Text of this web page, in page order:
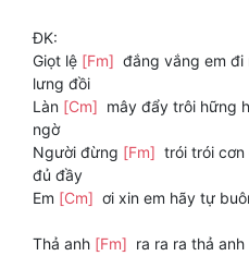
ĐK:
Giọt lệ [Fm] đắng vắng em đi
lưng đồi
Làn [Cm] mây đẩy trôi hững
ngờ
Người đừng [Fm] trói trói
đủ đầy
Em [Cm] ơi xin em hãy tự
Thả anh [Fm] ra ra ra thả anh